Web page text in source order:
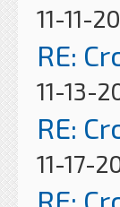
11-11-
RE:
11-13-
RE:
11-17-
RE: